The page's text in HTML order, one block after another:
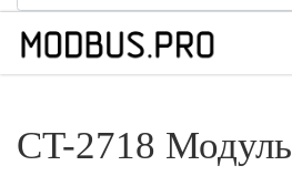
CT-2718 Модуль